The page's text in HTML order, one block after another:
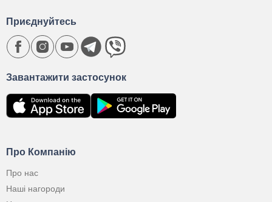
Про Компанію
Про нас
Наші нагороди
Завантажити застосунок
Приєднуйтесь